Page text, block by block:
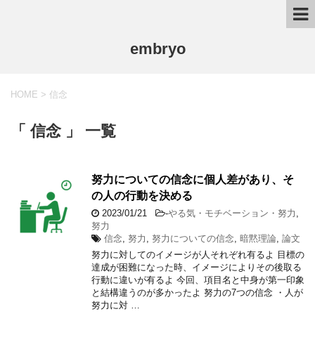
embryo
HOME > 信念
「 信念 」 一覧
努力についての信念に個人差があり、そ
の人の行動を決める
2023/01/21 -やる気・モチベーション・努力
努力
信念
努力 努力についての信念 暗黙理論 論文
努力に対してのイメージが人それぞれ有るよ 目標の
達成が困難になった時、イメージによりその後取る
行動に違いが有るよ 今回、項目名と中身が第一印象
と結構違うのが多かったよ 努力の7つの信念 ・人が
努力に対 …